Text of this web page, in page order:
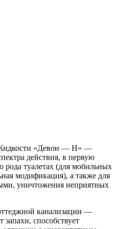
«Девон — Н» —
действия, в первую
рода туалетах (для мобильных
модификация), а также для
уничтожения неприятных
канализации —
запахи, способствует